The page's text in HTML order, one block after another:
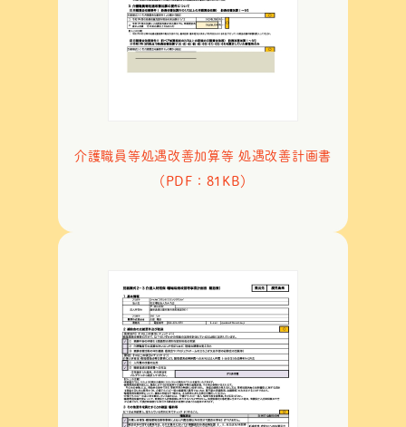
介護職員等処遇改善加算等 処遇改善計画書
（PDF：81KB）